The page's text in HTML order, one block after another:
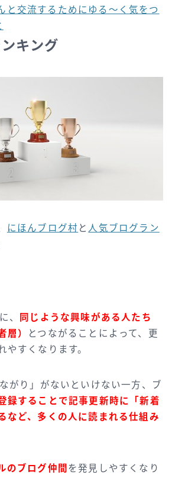
と交流するためにゆる～く気をつ
キング
にほんブログ村 と 人気ブログラン
、
同じような興味がある人たち
層）
とつながることによって、更
やすくなります。
がり」がないといけない一方、ブ
録することで記事更新時に「新着
など、多くの人に読まれる仕組み
のブログ仲間 を発見しやすくなり